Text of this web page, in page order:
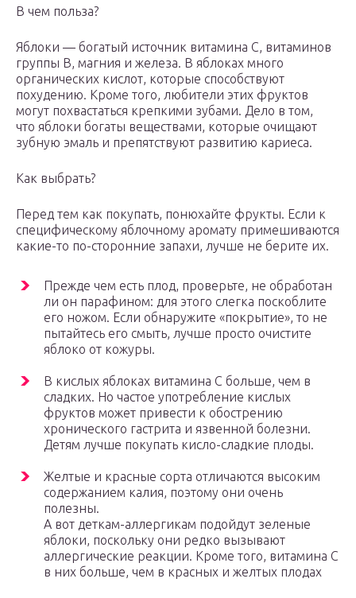
В чем польза?
Яблоки — богатый источник витамина С, витаминов
группы В, магния и железа. В яблоках много
органических кислот, которые способствуют
похудению. Кроме того, любители этих фруктов
могут похвастаться крепкими зубами. Дело в том,
что яблоки богаты веществами, которые очищают
зубную эмаль и препятствуют развитию кариеса.
Как выбрать?
Перед тем как покупать, понюхайте фрукты. Если к
специфическому яблочному аромату примешиваются
какие-то по-сторонние запахи, лучше не берите их.
Прежде чем есть плод, проверьте, не обработан
ли он парафином: для этого слегка поскоблите
его ножом. Если обнаружите «покрытие», то не
пытайтесь его смыть, лучше просто очистите
яблоко от кожуры.
В кислых яблоках витамина С больше, чем в
сладких. Но частое употребление кислых
фруктов может привести к обострению
хронического гастрита и язвенной болезни.
Детям лучше покупать кисло-сладкие плоды.
Желтые и красные сорта отличаются высоким
содержанием калия, поэтому они очень
полезны.
А вот деткам-аллергикам подойдут зеленые
яблоки, поскольку они редко вызывают
аллергические реакции. Кроме того, витамина С
в них больше, чем в красных и желтых плодах